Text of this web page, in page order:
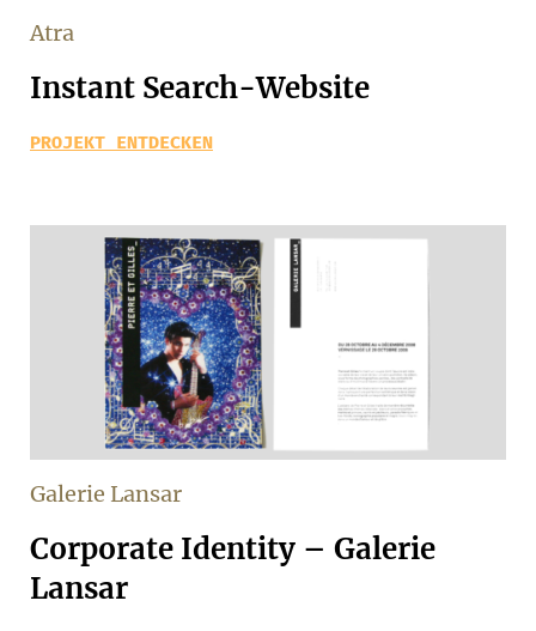
Atra
Instant Search-Website
PROJEKT ENTDECKEN
Galerie Lansar
Corporate Identity – Galerie
Lansar